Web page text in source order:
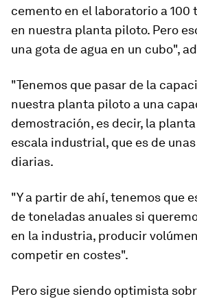
cemento en el laboratorio a 100
en nuestra planta piloto. Pero
una gota de agua en un cubo",
"Tenemos que pasar de la
nuestra planta piloto a una
demostración, es decir, la
escala industrial, que es de
diarias.
"Y a partir de ahí, tenemos que
de toneladas anuales si
en la industria, producir
competir en costes".
Pero sigue siendo optimista